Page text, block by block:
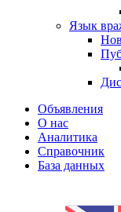
Язык
Объявления
О нас
Аналитика
Справочник
База данных